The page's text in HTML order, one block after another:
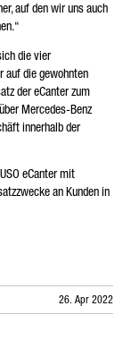
auf den wir uns auch
die vier
auf die gewohnten
der eCanter zum
Mercedes-Benz
innerhalb der
eCanter mit
an Kunden in
26. Apr 2022